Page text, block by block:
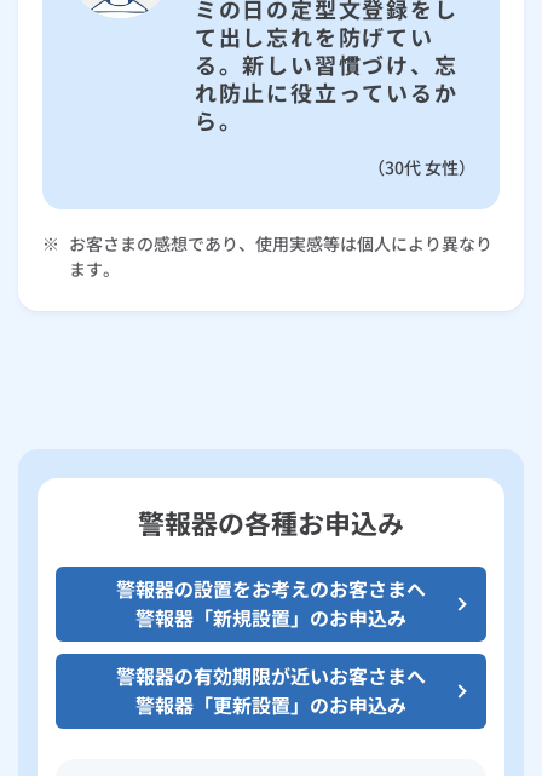
ミの日の定型文登録をし
て出し忘れを防げてい
る。新しい習慣づけ、忘
れ防止に役立っているか
ら。
（30代 女性）
※ お客さまの感想であり、使用実感等は個人により異なり
ます。
警報器の各種お申込み
警報器の設置をお考えのお客さまへ
警報器「新規設置」のお申込み
警報器の有効期限が近いお客さまへ
警報器「更新設置」のお申込み